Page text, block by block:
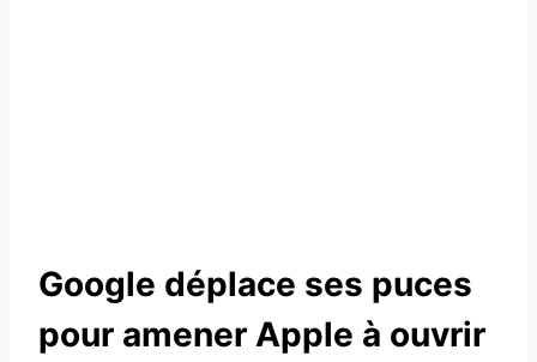
Google déplace ses puces
pour amener Apple à ouvrir